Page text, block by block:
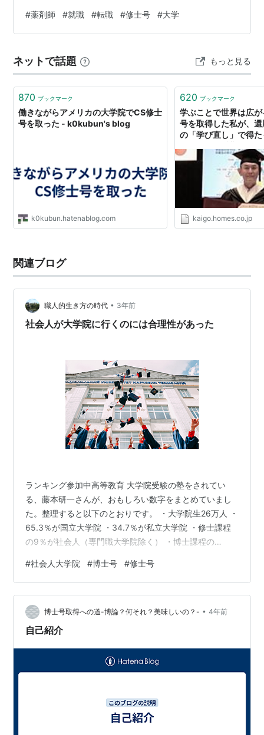
まずは私のことを知らない、という読者の方のために簡
単に自己紹介をしておきます。 ◎工業高校卒業後に一浪
て独学） ◎大学では卒業延期を喰らいながらも翌年の薬
剤師国家試験になんとか合格して薬剤師になった ◎要領
もかなり悪いと自負していて…
#薬剤師 #就職 #転職 #修士号 #大学
ネットで話題 もっと見る
870 ブックマーク
働きながらアメリカの大学院でCS修士
号を取った - k0kubun's blog
k0kubun.hatenablog.com
620 ブックマーク
学ぶことで世界は広
号を取得した私が、
の「学び直し」で得
kaigo.homes.co.jp
関連ブログ
職人的生き方の時代 • 3年前
社会人が大学院に行くのには合理性があった
ランキング参加中高等教育 大学院受験の塾をされてい
る、藤本研一さんが、おもしろい数字をまとめていまし
た。整理すると以下のとおりです。 ・大学院生26万人 ・
65.3％が国立大学院 ・34.7％が私立大学院 ・修士課程
の9％が社会人（専門職大学院除く） ・博士課程の
士課程の10人に1人が社会人 原文はこちらのリンクで
す。 ２人に１人。なんと専門職大学院の社会人割合 修士
課程も10人に１人！数字で読む大学院進学② | 働きなが
ら大学院合格 毎年看護師をCNSコースへ輩出 社会人の
MBA・早慶・北大大学院・OBS受験に対応 １対１大学院
#社会人大学院 #博士号 #修士号
博士号取得への道-博論？何それ？美味しいの？- • 4年前
自己紹介